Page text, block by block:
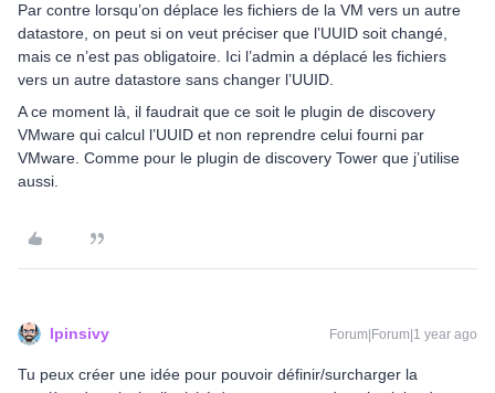
Par contre lorsqu’on déplace les fichiers de la VM vers un autre
datastore, on peut si on veut préciser que l’UUID soit changé,
mais ce n’est pas obligatoire. Ici l’admin a déplacé les fichiers
vers un autre datastore sans changer l’UUID.
A ce moment là, il faudrait que ce soit le plugin de discovery
VMware qui calcul l’UUID et non reprendre celui fourni par
VMware. Comme pour le plugin de discovery Tower que j’utilise
aussi.
lpinsivy Forum|Forum|1 year ago
Tu peux créer une idée pour pouvoir définir/surcharger la